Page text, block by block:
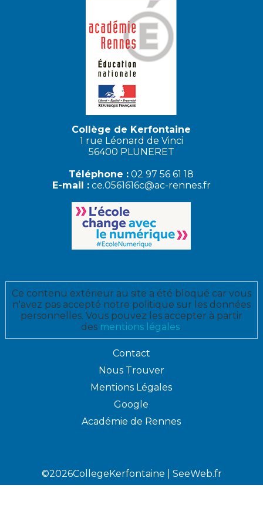
Collège de Kerfontaine
1 rue Léonard de Vinci
56400 PLUNERET
Téléphone : 02 97 56 61 18
E-mail : ce.0561616c@ac-rennes.fr
Ce contenu extérieur au site a été bloqué car vous
n'avez pas accepté notre politique sur les données
personnelles. Vous pouvez les accepter à partir
des mentions légales.
Contact
Nous Trouver
Mentions Légales
Google
Académie de Rennes
©2026CollegeKerfontaine | SeeWeb.fr